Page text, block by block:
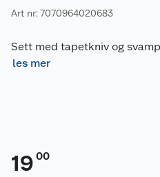
Art nr: 7070964020683
Sett med tapetkniv og
les mer
19 00